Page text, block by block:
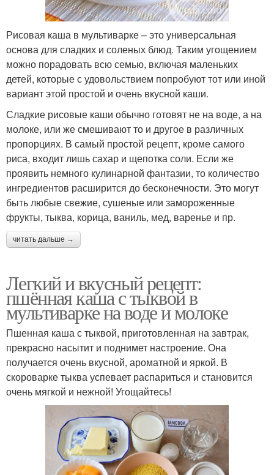
Рисовая каша в мультиварке – это универсальная
основа для сладких и соленых блюд. Таким угощением
можно порадовать всю семью, включая маленьких
детей, которые с удовольствием попробуют тот или иной
вариант этой простой и очень вкусной каши.
Сладкие рисовые каши обычно готовят не на воде, а на
молоке, или же смешивают то и другое в различных
пропорциях. В самый простой рецепт, кроме самого
риса, входит лишь сахар и щепотка соли. Если же
проявить немного кулинарной фантазии, то количество
ингредиентов расширится до бесконечности. Это могут
быть любые свежие, сушеные или замороженные
фрукты, тыква, корица, ваниль, мед, варенье и пр.
читать дальше →
Легкий и вкусный рецепт:
пшённая каша с тыквой в
мультиварке на воде и молоке
Пшенная каша с тыквой, приготовленная на завтрак,
прекрасно насытит и поднимет настроение. Она
получается очень вкусной, ароматной и яркой. В
скороварке тыква успевает распариться и становится
очень мягкой и нежной! Угощайтесь!